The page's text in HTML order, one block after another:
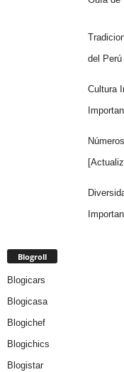
del
Cultura
Blogroll
Blogicars
Blogicasa
Blogichef
Blogichics
Blogistar